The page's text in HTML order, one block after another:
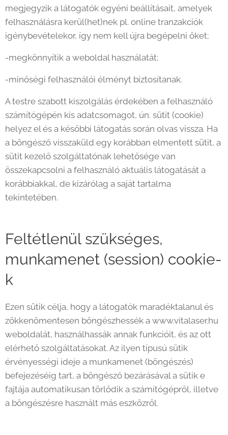
megjegyzik a látogatók egyéni beállításait, amelyek
felhasználásra kerül(het)nek pl. online tranzakciók
igénybevételekor, így nem kell újra begépelni őket;
-megkönnyítik a weboldal használatát;
-minőségi felhasználói élményt biztosítanak.
A testre szabott kiszolgálás érdekében a felhasználó
számítógépén kis adatcsomagot, ún. sütit (cookie)
helyez el és a későbbi látogatás során olvas vissza. Ha
a böngésző visszaküld egy korábban elmentett sütit, a
sütit kezelő szolgáltatónak lehetősége van
összekapcsolni a felhasználó aktuális látogatását a
korábbiakkal, de kizárólag a saját tartalma
tekintetében.
Feltétlenül szükséges,
munkamenet (session) cookie-
k
Ezen sütik célja, hogy a látogatók maradéktalanul és
zökkenőmentesen böngészhessék a www.vitalaser.hu
weboldalát, használhassák annak funkcióit, és az ott
elérhető szolgáltatásokat. Az ilyen típusú sütik
érvényességi ideje a munkamenet (böngészés)
befejezéséig tart, a böngésző bezárásával a sütik e
fajtája automatikusan törlődik a számítógépről, illetve
a böngészésre használt más eszközről.